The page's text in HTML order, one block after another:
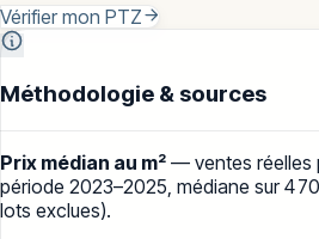
Vérifier mon PTZ
Méthodologie & sources
Prix médian au m² — ventes réelles
période 2023–2025 , médiane sur4
lots exclues).